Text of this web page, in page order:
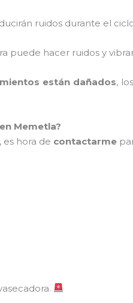
ruidos durante el
puede hacer ruidos y
están dañados, los
Memetla?
hora de contactarme